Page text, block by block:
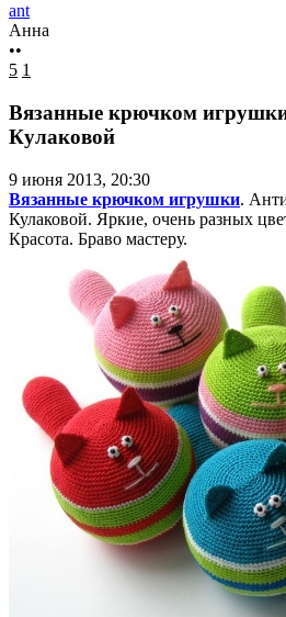
ant
Анна
••
5 1
Вязанные крючком
Кулаковой
9 июня 2013, 20:30
Вязанные крючком игрушки.
Кулаковой. Яркие, очень разных
Красота. Браво мастеру.